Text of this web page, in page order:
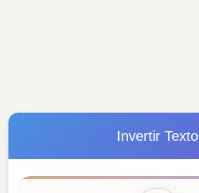
Invertir Texto